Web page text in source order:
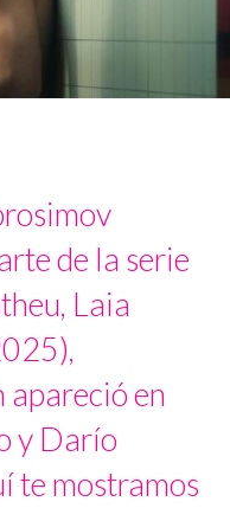
de la serie
Laia
en
y Darío
te mostramos